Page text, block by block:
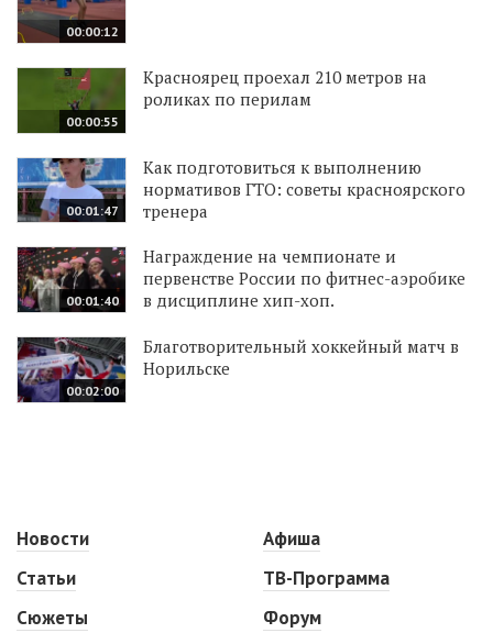
00:00:12
00:00:55
Красноярец проехал 210 метров на
роликах по перилам
00:01:47
Как подготовиться к выполнению
нормативов ГТО: советы красноярского
тренера
00:01:40
Награждение на чемпионате и
первенстве России по фитнес-аэробике
в дисциплине хип-хоп.
00:02:00
Благотворительный хоккейный матч в
Норильске
Новости
Статьи
Сюжеты
Афиша
ТВ-Программа
Форум